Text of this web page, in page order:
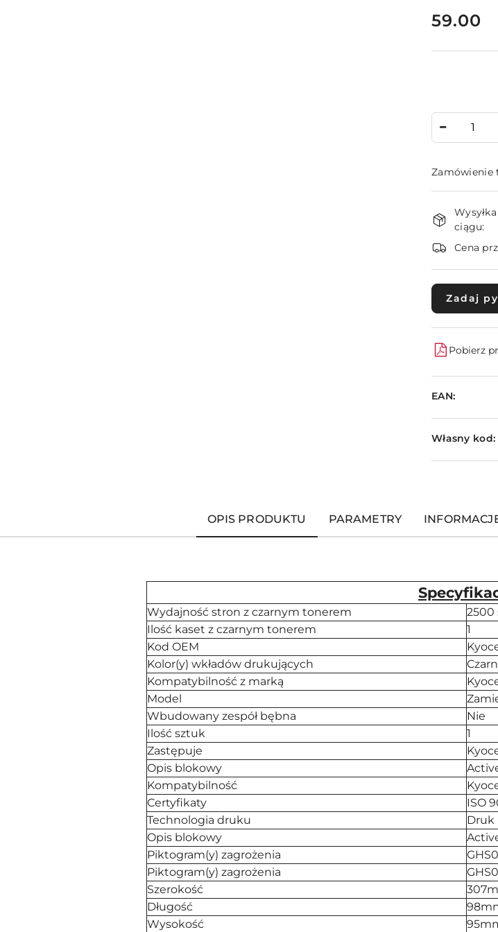
cena:
59.00
Zamówienie
i
ciągu:
Cena
Zadaj
Pobierz
EAN:
Własny kod:
OPIS PRODUKTU PARAMETRY
Wydajność stron z czarnym tonerem
2500
Ilość kaset z czarnym tonerem
1
Kod OEM
Kolor(y) wkładów drukujących
Kompatybilność z marką
Model
Wbudowany zespół bębna
Nie
Ilość sztuk
1
Zastępuje
Opis blokowy
Kompatybilność
Certyfikaty
ISO
Technologia druku
Druk
Opis blokowy
Piktogram(y) zagrożenia
Piktogram(y) zagrożenia
Szerokość
Długość
Wysokość